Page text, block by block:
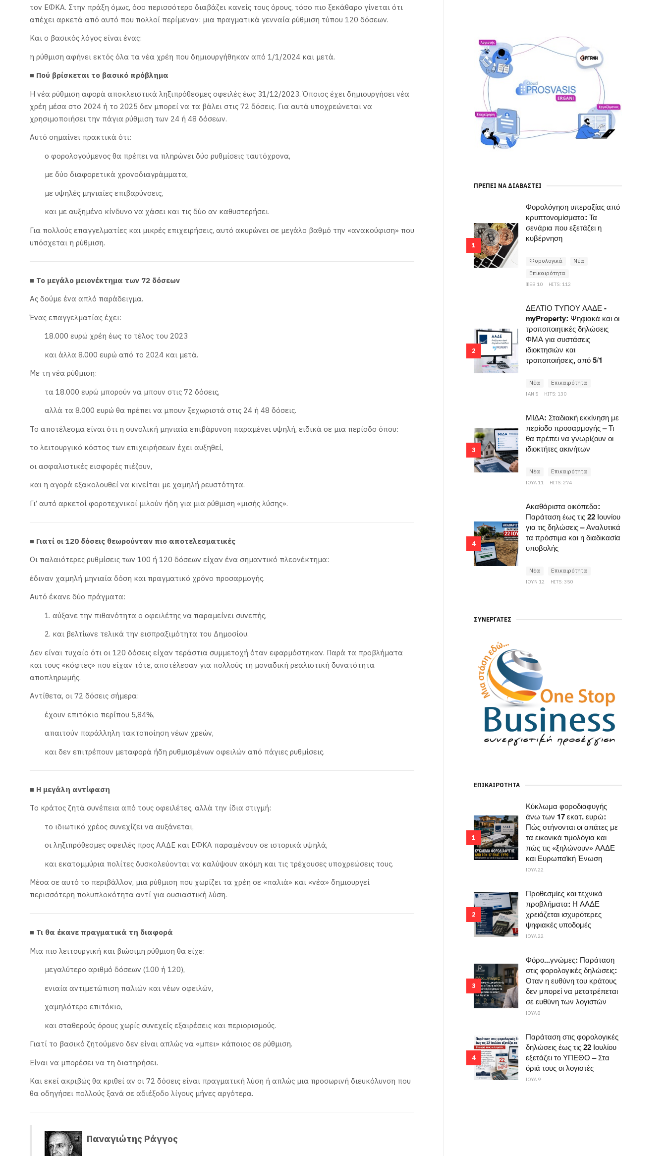
τον ΕΦΚΑ. Στην πράξη όμως, όσο περισσότερο διαβάζει κανείς τους όρους, τόσο πιο ξεκάθαρο γίνεται ότι
απέχει αρκετά από αυτό που πολλοί περίμεναν: μια πραγματικά γενναία ρύθμιση τύπου 120 δόσεων.
Και ο βασικός λόγος είναι ένας:
η ρύθμιση αφήνει εκτός όλα τα νέα χρέη που δημιουργήθηκαν από 1/1/2024 και μετά.
■ Πού βρίσκεται το βασικό πρόβλημα
Η νέα ρύθμιση αφορά αποκλειστικά ληξιπρόθεσμες οφειλές έως 31/12/2023. Όποιος έχει δημιουργήσει νέα
χρέη μέσα στο 2024 ή το 2025 δεν μπορεί να τα βάλει στις 72 δόσεις. Για αυτά υποχρεώνεται να
χρησιμοποιήσει την πάγια ρύθμιση των 24 ή 48 δόσεων.
Αυτό σημαίνει πρακτικά ότι:
ο φορολογούμενος θα πρέπει να πληρώνει δύο ρυθμίσεις ταυτόχρονα,
με δύο διαφορετικά χρονοδιαγράμματα,
με υψηλές μηνιαίες επιβαρύνσεις,
και με αυξημένο κίνδυνο να χάσει και τις δύο αν καθυστερήσει.
Για πολλούς επαγγελματίες και μικρές επιχειρήσεις, αυτό ακυρώνει σε μεγάλο βαθμό την «ανακούφιση» που
υπόσχεται η ρύθμιση.
■ Το μεγάλο μειονέκτημα των 72 δόσεων
Ας δούμε ένα απλό παράδειγμα.
Ένας επαγγελματίας έχει:
18.000 ευρώ χρέη έως το τέλος του 2023
και άλλα 8.000 ευρώ από το 2024 και μετά.
Με τη νέα ρύθμιση:
τα 18.000 ευρώ μπορούν να μπουν στις 72 δόσεις,
αλλά τα 8.000 ευρώ θα πρέπει να μπουν ξεχωριστά στις 24 ή 48 δόσεις.
Το αποτέλεσμα είναι ότι η συνολική μηνιαία επιβάρυνση παραμένει υψηλή, ειδικά σε μια περίοδο όπου:
το λειτουργικό κόστος των επιχειρήσεων έχει αυξηθεί,
οι ασφαλιστικές εισφορές πιέζουν,
και η αγορά εξακολουθεί να κινείται με χαμηλή ρευστότητα.
Γι’ αυτό αρκετοί φοροτεχνικοί μιλούν ήδη για μια ρύθμιση «μισής λύσης».
■ Γιατί οι 120 δόσεις θεωρούνταν πιο αποτελεσματικές
Οι παλαιότερες ρυθμίσεις των 100 ή 120 δόσεων είχαν ένα σημαντικό πλεονέκτημα:
έδιναν χαμηλή μηνιαία δόση και πραγματικό χρόνο προσαρμογής.
Αυτό έκανε δύο πράγματα:
1. αύξανε την πιθανότητα ο οφειλέτης να παραμείνει συνεπής,
2. και βελτίωνε τελικά την εισπραξιμότητα του Δημοσίου.
Δεν είναι τυχαίο ότι οι 120 δόσεις είχαν τεράστια συμμετοχή όταν εφαρμόστηκαν. Παρά τα προβλήματα
και τους «κόφτες» που είχαν τότε, αποτέλεσαν για πολλούς τη μοναδική ρεαλιστική δυνατότητα
αποπληρωμής.
Αντίθετα, οι 72 δόσεις σήμερα:
έχουν επιτόκιο περίπου 5,84%,
απαιτούν παράλληλη τακτοποίηση νέων χρεών,
και δεν επιτρέπουν μεταφορά ήδη ρυθμισμένων οφειλών από πάγιες ρυθμίσεις.
■ Η μεγάλη αντίφαση
Το κράτος ζητά συνέπεια από τους οφειλέτες, αλλά την ίδια στιγμή:
το ιδιωτικό χρέος συνεχίζει να αυξάνεται,
οι ληξιπρόθεσμες οφειλές προς ΑΑΔΕ και ΕΦΚΑ παραμένουν σε ιστορικά υψηλά,
και εκατομμύρια πολίτες δυσκολεύονται να καλύψουν ακόμη και τις τρέχουσες υποχρεώσεις τους.
Μέσα σε αυτό το περιβάλλον, μια ρύθμιση που χωρίζει τα χρέη σε «παλιά» και «νέα» δημιουργεί
περισσότερη πολυπλοκότητα αντί για ουσιαστική λύση.
■ Τι θα έκανε πραγματικά τη διαφορά
Μια πιο λειτουργική και βιώσιμη ρύθμιση θα είχε:
μεγαλύτερο αριθμό δόσεων (100 ή 120),
ενιαία αντιμετώπιση παλιών και νέων οφειλών,
χαμηλότερο επιτόκιο,
και σταθερούς όρους χωρίς συνεχείς εξαιρέσεις και περιορισμούς.
Γιατί το βασικό ζητούμενο δεν είναι απλώς να «μπει» κάποιος σε ρύθμιση.
Είναι να μπορέσει να τη διατηρήσει.
Και εκεί ακριβώς θα κριθεί αν οι 72 δόσεις είναι πραγματική λύση ή απλώς μια προσωρινή διευκόλυνση που
θα οδηγήσει πολλούς ξανά σε αδιέξοδο λίγους μήνες αργότερα.
Παναγιώτης Ράγγος
ΠΡΈΠΕΙ ΝΑ ΔΙΑΒΑΣΤΕΊ
1
Φορολόγηση υπεραξίας από
κρυπτονομίσματα: Τα
σενάρια που εξετάζει η
κυβέρνηση
ΦΕΒ 10 HITS: 112
Φορολογικά
Νέα
Επικαιρότητα
2
ΔΕΛΤΙΟ ΤΥΠΟΥ ΑΑΔΕ -
myProperty: Ψηφιακά και οι
τροποποιητικές δηλώσεις
ΦΜΑ για συστάσεις
ιδιοκτησιών και
τροποποιήσεις, από 5/1
ΙΑΝ 5 HITS: 130
Νέα Επικαιρότητα
3
ΜΙΔΑ: Σταδιακή εκκίνηση με
περίοδο προσαρμογής – Τι
θα πρέπει να γνωρίζουν οι
ιδιοκτήτες ακινήτων
ΙΟΥΛ 11 HITS: 274
Νέα Επικαιρότητα
4
Ακαθάριστα οικόπεδα:
Παράταση έως τις 22 Ιουνίου
για τις δηλώσεις – Αναλυτικά
τα πρόστιμα και η διαδικασία
υποβολής
ΙΟΥΝ 12 HITS: 350
Νέα Επικαιρότητα
ΣΥΝΕΡΓΆΤΕΣ
ΕΠΙΚΑΙΡΌΤΗΤΑ
1
Κύκλωμα φοροδιαφυγής
άνω των 17 εκατ. ευρώ:
Πώς στήνονται οι απάτες με
τα εικονικά τιμολόγια και
πώς τις «ξηλώνουν» ΑΑΔΕ
και Ευρωπαϊκή Ένωση
ΙΟΥΛ 22
2
Προθεσμίες και τεχνικά
προβλήματα: Η ΑΑΔΕ
χρειάζεται ισχυρότερες
ψηφιακές υποδομές
ΙΟΥΛ 22
3
Φόρο...γνώμες: Παράταση
στις φορολογικές δηλώσεις:
Όταν η ευθύνη του κράτους
δεν μπορεί να μετατρέπεται
σε ευθύνη των λογιστών
ΙΟΥΛ 8
4
Παράταση στις φορολογικές
δηλώσεις έως τις 22 Ιουλίου
εξετάζει το ΥΠΕΘΟ – Στα
όριά τους οι λογιστές
ΙΟΥΛ 9